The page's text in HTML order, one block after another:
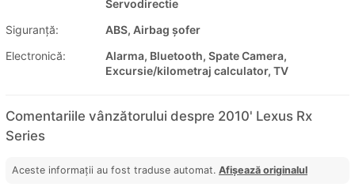
Servodirectie
Siguranţă:
ABS, Airbag șofer
Electronică:
Alarma, Bluetooth, Spate Camera,
Excursie/kilometraj calculator, TV
Comentariile vânzătorului despre 2010' Lexus Rx
Series
Aceste informații au fost traduse automat. Afișează originalul